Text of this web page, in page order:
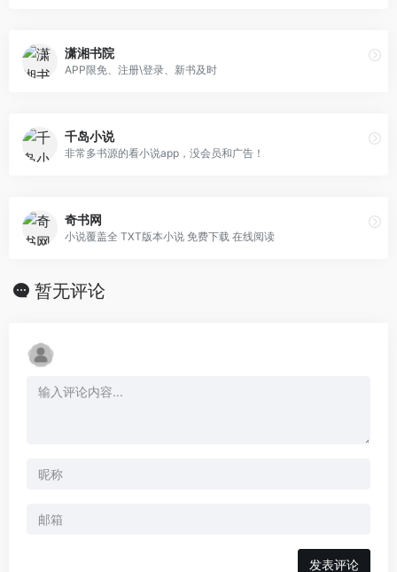
潇湘书院
APP限免、注册\登录、新书及时
千岛小说
非常多书源的看小说app，没会员和广告！
奇书网
小说覆盖全 TXT版本小说 免费下载 在线阅读
暂无评论
发表评论